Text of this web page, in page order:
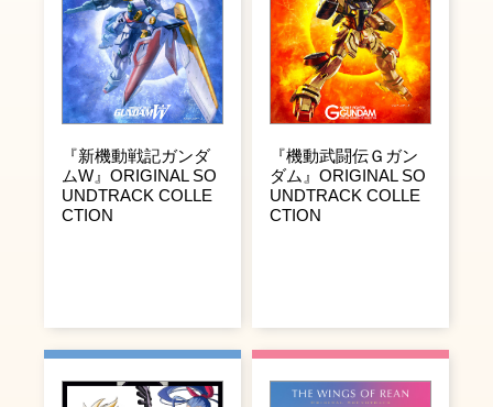
『新機動戦記ガンダ
ムW』ORIGINAL SO
UNDTRACK COLLE
CTION
『機動武闘伝Ｇガン
ダム』ORIGINAL SO
UNDTRACK COLLE
CTION